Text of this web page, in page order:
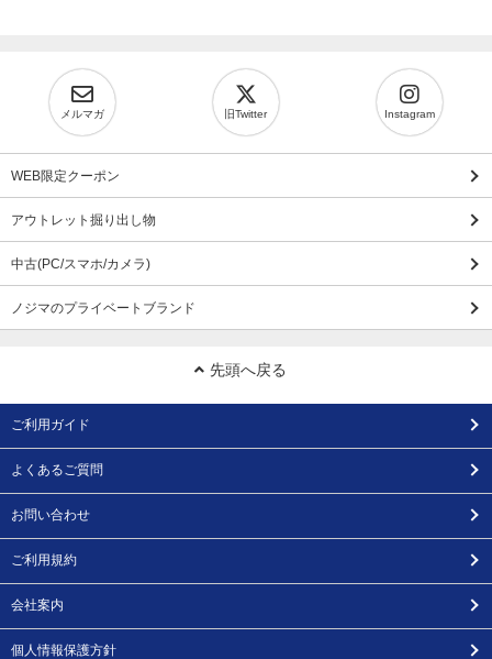
メルマガ 旧Twitter Instagram
WEB限定クーポン
アウトレット掘り出し物
中古(PC/スマホ/カメラ)
ノジマのプライベートブランド
先頭へ戻る
ご利用ガイド
よくあるご質問
お問い合わせ
ご利用規約
会社案内
個人情報保護方針